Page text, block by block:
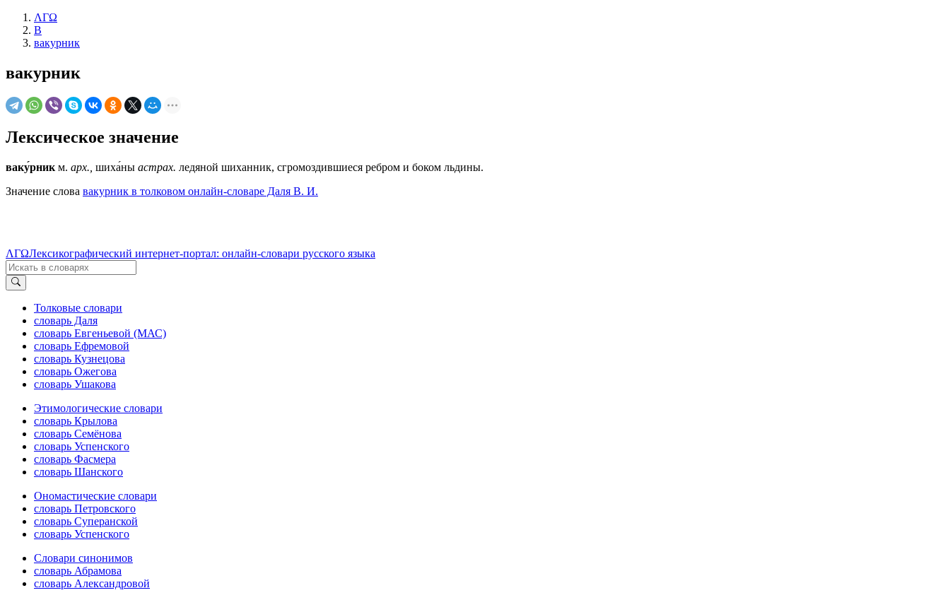
ΛΓΩ
В
вакурник
вакурник
Лексическое значение
ваку́рник м. арх. шиха́ны астрах. ледяной шиханник, сгромоздившиеся ребром и боком льдины.
Значение слова вакурник в толковом онлайн-словаре Даля В. И.
ΛΓΩЛексикографический интернет-портал: онлайн-словари русского языка
Толковые словари
словарь Даля
словарь Евгеньевой (МАС)
словарь Ефремовой
словарь Кузнецова
словарь Ожегова
словарь Ушакова
Этимологические словари
словарь Крылова
словарь Семёнова
словарь Успенского
словарь Фасмера
словарь Шанского
Ономастические словари
словарь Петровского
словарь Суперанской
словарь Успенского
Словари синонимов
словарь Абрамова
словарь Александровой